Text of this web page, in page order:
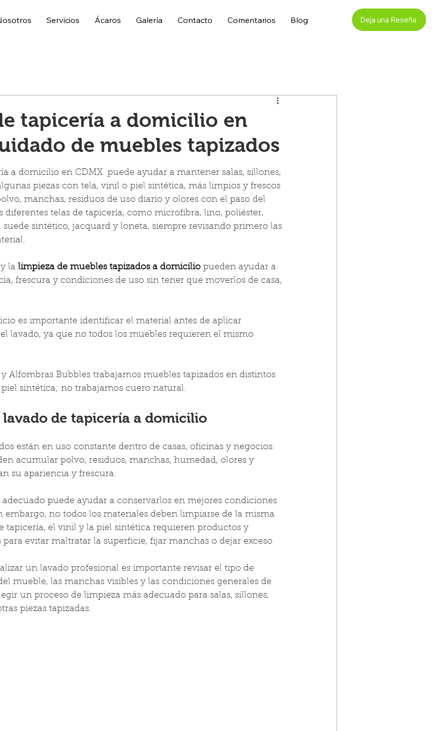
Servicios Ácaros Galería Contacto Comentarios Blog Deja una Reseña
tapicería a domicilio en
de muebles tapizados
a domicilio en CDMX  puede ayudar a mantener salas, sillones,
piezas con tela, vinil o piel sintética, más limpios y frescos
manchas, residuos de uso diario y olores con el paso del
diferentes telas de tapicería, como microfibra, lino, poliéster,
sintético, jacquard y loneta, siempre revisando primero las
la limpieza de muebles tapizados a domicilio pueden ayudar a
frescura y condiciones de uso sin tener que moverlos de casa,
es importante identificar el material antes de aplicar
lavado, ya que no todos los muebles requieren el mismo
y Alfombras Bubbles trabajamos muebles tapizados en distintos
sintética; no trabajamos cuero natural.
de tapicería a domicilio
están en uso constante dentro de casas, oficinas y negocios.
acumular polvo, residuos, manchas, humedad, olores y
su apariencia y frescura.
puede ayudar a conservarlos en mejores condiciones
embargo, no todos los materiales deben limpiarse de la misma
tapicería, el vinil y la piel sintética requieren productos y
para evitar maltratar la superficie, fijar manchas o dejar exceso
un lavado profesional es importante revisar el tipo de
mueble, las manchas visibles y las condiciones generales de
un proceso de limpieza más adecuado para salas, sillones,
piezas tapizadas.